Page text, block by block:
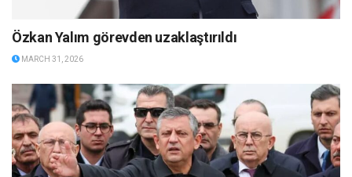
Özkan Yalım görevden uzaklaştırıldı
MARCH 31, 2026